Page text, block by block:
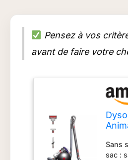
Pensez à vos
avant de faire votre
Sans
sac :